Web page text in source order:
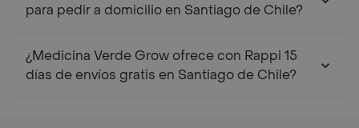
para pedir a domicilio en Santiago de Chile?
¿Medicina Verde Grow ofrece con Rappi 15
días de envíos gratis en Santiago de Chile?